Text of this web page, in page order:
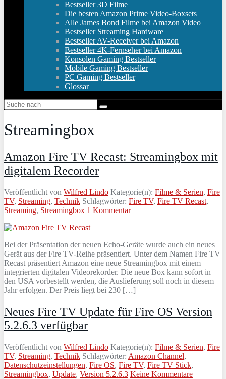
Bestseller 3D Filme
Die besten Amazon Prime Video-Boxsets
Alle James Bond Filme bei Amazon Video
Bestseller Streaming Hardware
Bestseller AV-Receiver bei Amazon
Bestseller 4K-Fernseher bei Amazon
Konsolen Gaming Bestseller
Mobile Gaming Bestseller
PC Gaming Bestseller
Glossar
Streamingbox
Amazon Fire TV Recast: Streamingbox mit
digitalem Recorder
Veröffentlicht von Wilfred Lindo Kategorie(n): Filme & Serien, Fire
TV, Streaming, Technik Schlagwörter: Fire TV, Fire TV Recast,
Streaming, Streamingbox 1 Kommentar
Bei der Präsentation der neuen Echo-Geräte wurde auch ein neues
Gerät aus der Fire TV-Reihe präsentiert. Unter dem Namen Fire TV
Recast präsentiert Amazon eine neue Streamingbox mit einem
integrierten digitalen Videorekorder. Die neue Box kann sofort in
den USA vorbestellt werden, die Auslieferung soll noch in diesem
Jahr erfolgen. Der Preis liegt bei 230 […]
Neues Fire TV Update für Fire OS Version
5.2.6.3 verfügbar
Veröffentlicht von Wilfred Lindo Kategorie(n): Filme & Serien, Fire
TV, Streaming, Technik Schlagwörter: Amazon Channel,
Datenschutzeinstellungen, Fire OS, Fire TV, Fire TV Stick,
Streamingbox, Update, Version 5.2.6.3 Keine Kommentare